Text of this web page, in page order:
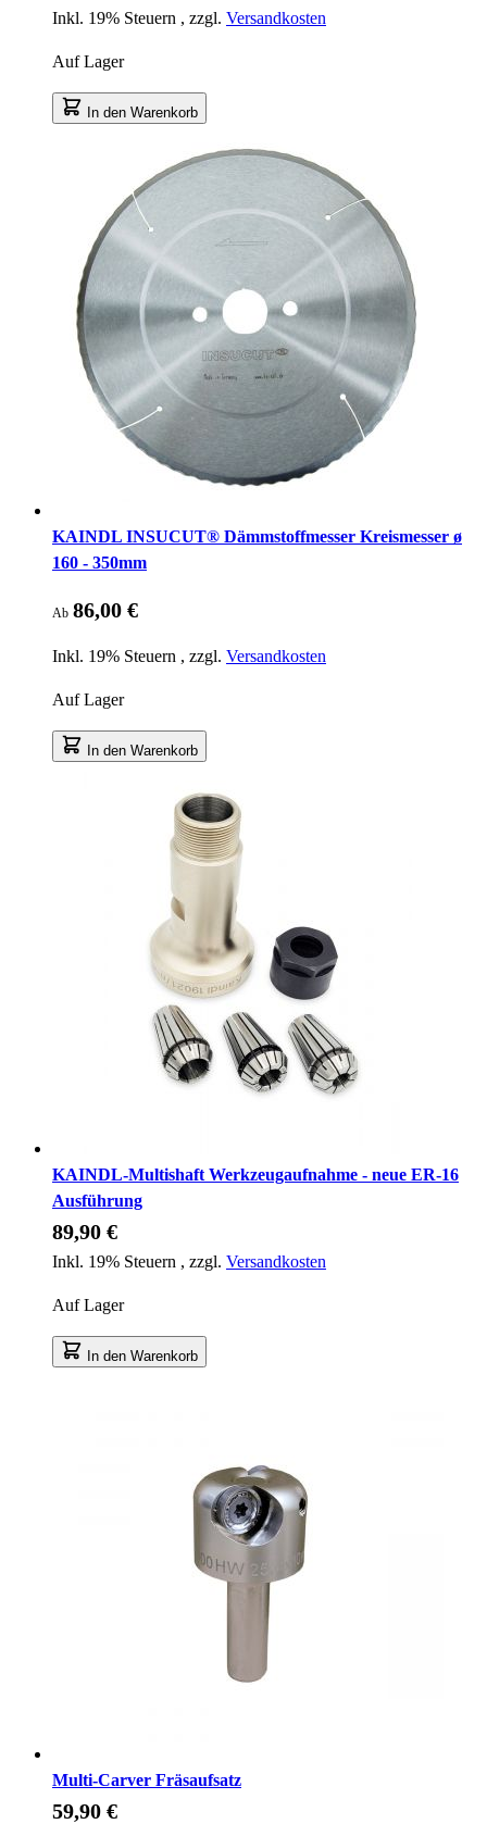
Inkl. 19% Steuern , zzgl. Versandkosten
Auf Lager
In den Warenkorb
KAINDL INSUCUT® Dämmstoffmesser Kreismesser ø
160 - 350mm
Ab 86,00 €
Inkl. 19% Steuern , zzgl. Versandkosten
Auf Lager
In den Warenkorb
KAINDL-Multishaft Werkzeugaufnahme - neue ER-16
Ausführung
89,90 €
Inkl. 19% Steuern , zzgl. Versandkosten
Auf Lager
In den Warenkorb
Multi-Carver Fräsaufsatz
59,90 €